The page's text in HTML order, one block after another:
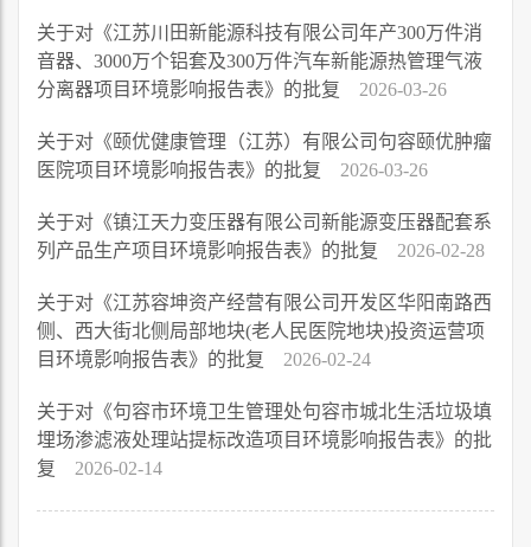
关于对《江苏川田新能源科技有限公司年产300万件消
音器、3000万个铝套及300万件汽车新能源热管理气液
分离器项目环境影响报告表》的批复
2026-03-26
关于对《颐优健康管理（江苏）有限公司句容颐优肿瘤
医院项目环境影响报告表》的批复
2026-03-26
关于对《镇江天力变压器有限公司新能源变压器配套系
列产品生产项目环境影响报告表》的批复
2026-02-28
关于对《江苏容坤资产经营有限公司开发区华阳南路西
侧、西大街北侧局部地块(老人民医院地块)投资运营项
目环境影响报告表》的批复
2026-02-24
关于对《句容市环境卫生管理处句容市城北生活垃圾填
埋场渗滤液处理站提标改造项目环境影响报告表》的批
复
2026-02-14